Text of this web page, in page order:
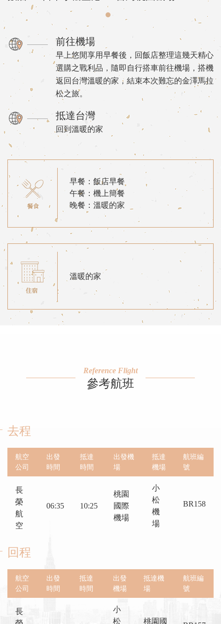
前往機場
早上悠閒享用早餐後，回飯店整理這幾天精心
選購之戰利品，隨即自行搭車前往機場，搭機
返回台灣溫暖的家，結束本次難忘的金澤馬拉
松之旅。
抵達台灣
回到溫暖的家
早餐：飯店早餐
午餐：機上簡餐
晚餐：溫暖的家
溫暖的家
Reference Flight
參考航班
去程
航空
公司
出發
時間
抵達
時間
出發機
場
抵達
機場
航班編
號
長
榮
航
空
06:35 10:25
桃園
國際
機場
小
松
機
場
BR158
回程
航空
公司
出發
時間
抵達
時間
出發
機場
抵達機
場
航班編
號
長
小
松
桃園國